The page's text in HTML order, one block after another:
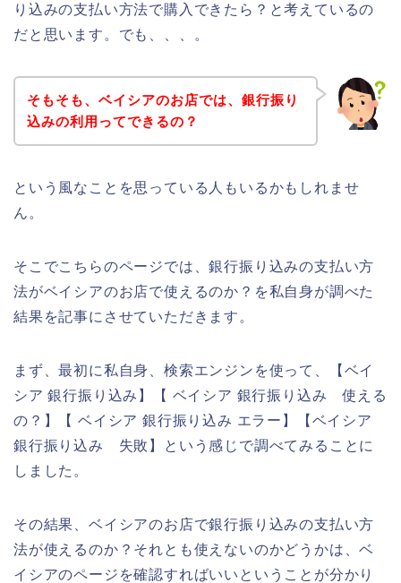
り込みの支払い方法で購入できたら？と考えているの
だと思います。でも、、、。
そもそも、ベイシアのお店では、銀行振り
込みの利用ってできるの？
という風なことを思っている人もいるかもしれませ
ん。
そこでこちらのページでは、銀行振り込みの支払い方
法がベイシアのお店で使えるのか？を私自身が調べた
結果を記事にさせていただきます。
まず、最初に私自身、検索エンジンを使って、【ベイ
シア 銀行振り込み】【 ベイシア 銀行振り込み 使える
の？】【 ベイシア 銀行振り込み エラー】【ベイシア
銀行振り込み 失敗】という感じで調べてみることに
しました。
その結果、ベイシアのお店で銀行振り込みの支払い方
法が使えるのか？それとも使えないのかどうかは、ベ
イシアのページを確認すればいいということが分かり